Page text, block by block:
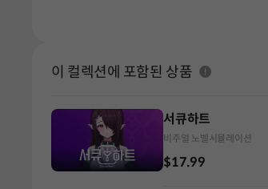
이 컬렉션에 포함된 상품
서큐하트
비주얼 노벨시뮬레이션
$17.99